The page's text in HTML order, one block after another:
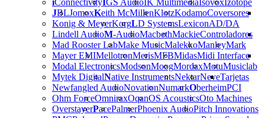
JBLJomoxKeith McMillenKlotzKodamo
Konig & MeyerKorgLD SystemsLexicon
Lindell AudioM-AudioMacbethMackie
Mad Rooster LabMake MusicMalekkoManleyMark
Mayer EMIMellotronMerisMFBMidas
Modal ElectronicsModsonMoogMordaxMotuMusiclab
Mytek DigitalNative InstrumentsNektarNeve
Newfangled AudioNovationNumarkOberheim
Ohm ForceOmniraxOqanOS AcousticsOto Machines
OverstayerPacePalmerPhoenix AudioPitch Innovations
Coversores
AD/DA
Controladores
Midi Interface
Tarjetas
PCI